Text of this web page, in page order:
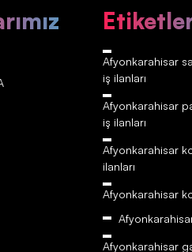
Afyonkarahisar‎‎‎‎
iş ilanları
Afyonkarahisar‎‎‎‎
iş ilanları
Afyonkarahisar‎‎‎‎
ilanları
Afyonkarahisar‎‎‎‎
Afyonkarahisar‎‎‎‎